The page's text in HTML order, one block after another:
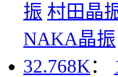
振 村田晶
NAKA晶振
32.768K：